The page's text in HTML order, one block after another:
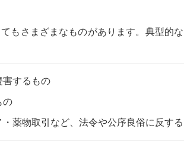
もさまざまなものがあります。典型的
するもの
の
薬物取引など、法令や公序良俗に反す